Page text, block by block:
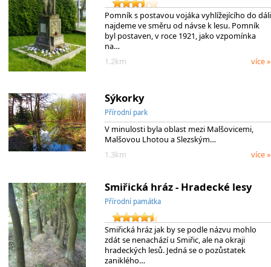
Pomník s postavou vojáka vyhlížejícího do dáli
najdeme ve směru od návse k lesu. Pomník
byl postaven, v roce 1921, jako vzpomínka
na…
1.2km
více »
Sýkorky
Přírodní park
V minulosti byla oblast mezi Malšovicemi,
Malšovou Lhotou a Slezským…
1.3km
více »
Smiřická hráz - Hradecké lesy
Přírodní památka
Smiřická hráz jak by se podle názvu mohlo
zdát se nenachází u Smiřic, ale na okraji
hradeckých lesů. Jedná se o pozůstatek
zaniklého…